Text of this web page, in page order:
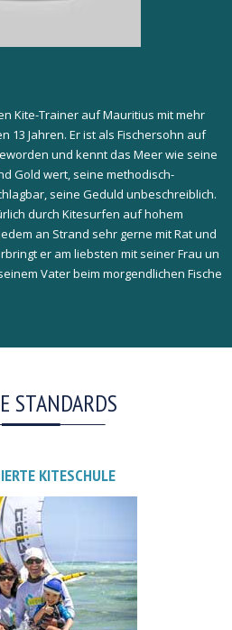
Kite-Trainer auf Mauritius mit mehr
13 Jahren. Er ist als Fischersohn auf
und kennt das Meer wie seine
Gold wert, seine methodisch-
seine Geduld unbeschreiblich.
durch Kitesurfen auf hohem
an Strand sehr gerne mit Rat und
er am liebsten mit seiner Frau un
Vater beim morgendlichen Fische
STANDARDS
KITESCHULE